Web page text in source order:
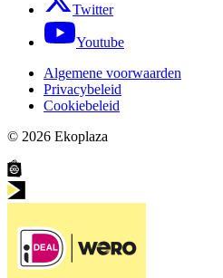
Twitter
Youtube
Algemene voorwaarden
Privacybeleid
Cookiebeleid
© 2026 Ekoplaza